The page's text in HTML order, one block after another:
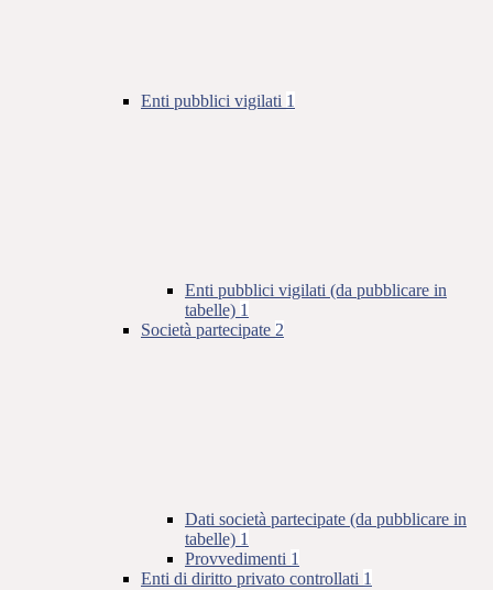
Enti pubblici vigilati 1
Enti pubblici vigilati (da pubblicare in
tabelle) 1
Società partecipate 2
Dati società partecipate (da pubblicare in
tabelle) 1
Provvedimenti 1
Enti di diritto privato controllati 1